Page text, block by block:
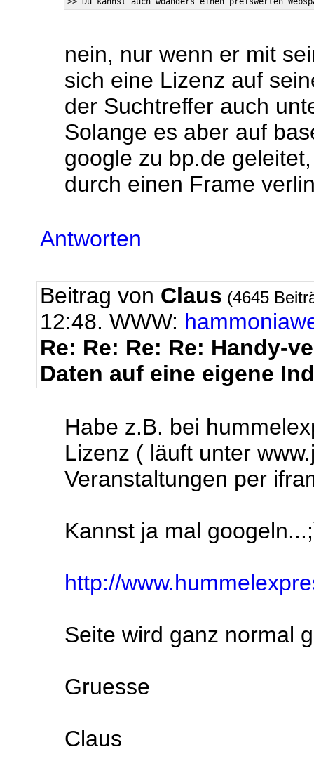
nein, nur wenn er mit
sich eine Lizenz auf
der Suchtreffer auch
Solange es aber auf
google zu bp.de
durch einen Frame
Antworten
Beitrag von Claus (4645
12:48. WWW:
Re: Re: Re: Re: Handy-
Daten auf eine eigene
Habe z.B. bei
Lizenz ( läuft unter
Veranstaltungen per
Kannst ja mal
http://
Seite wird ganz normal
Gruesse
Claus